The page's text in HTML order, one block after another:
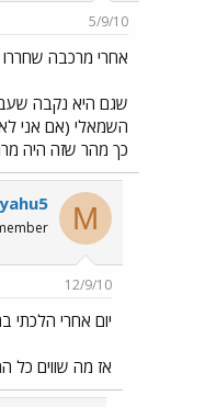
5/9/10
אחרי מרכבה
שגם היא נקבה
השמאלי (אם אני
כך מהר שזה היה
M
12/9/10
יום אחרי הלכתי
אז מה שווים כל